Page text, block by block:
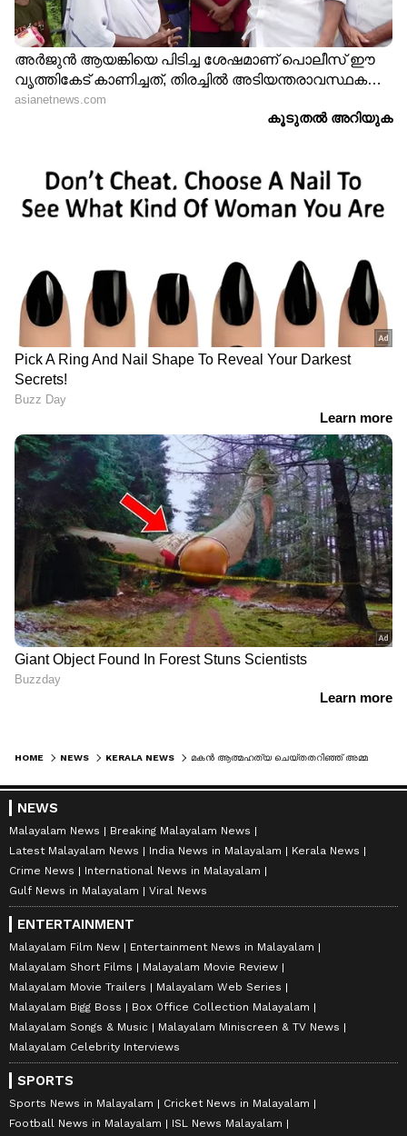
HOME NEWS KERALA NEWS
NEWS
Malayalam News
Breaking Malayalam News
Latest Malayalam News
India News in Malayalam
Kerala News
Crime News
International News in Malayalam
Gulf News in Malayalam
Viral News
ENTERTAINMENT
Malayalam Film New
Entertainment News in Malayalam
Malayalam Short Films
Malayalam Movie Review
Malayalam Movie Trailers
Malayalam Web Series
Malayalam Bigg Boss
Box Office Collection Malayalam
Malayalam Songs & Music
Malayalam Miniscreen & TV News
Malayalam Celebrity Interviews
SPORTS
Sports News in Malayalam
Cricket News in Malayalam
Football News in Malayalam
ISL News Malayalam